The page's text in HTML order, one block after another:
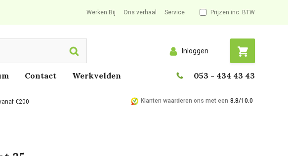
Werken Bij Ons verhaal Service Prijzen inc. BTW
Search Inloggen
Contact Werkvelden 053 - 434 43 43
€200 Klanten waarderen ons met een 8.8/10.0